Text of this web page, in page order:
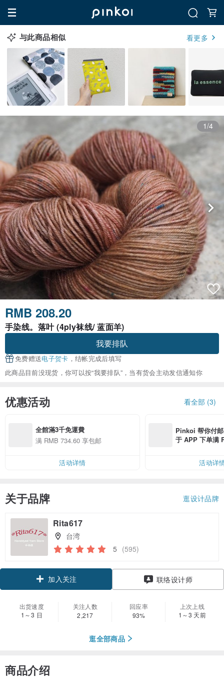
与此商品相似 看更多
1/4
RMB 208.20
手染线。落叶 (4ply袜线/ 蓝面羊)
我要排队
免费赠送电子贺卡 ，结帐完成后填写
此商品目前没现货，你可以按“我要排队”，当有货会主动发信通知你
优惠活动 看全部 (3)
全館滿3千免運費
满 RMB 734.60 享包邮
活动详情
Pinkoi 帮你付
于 APP 下单满
活动详
关于品牌 逛设计品牌
Rita617
台湾
5 (595)
加入关注 联络设计师
出货速度
1～3 日
关注人数
2,217
回应率
93%
上次上线
1～3 天前
逛全部商品
商品介绍